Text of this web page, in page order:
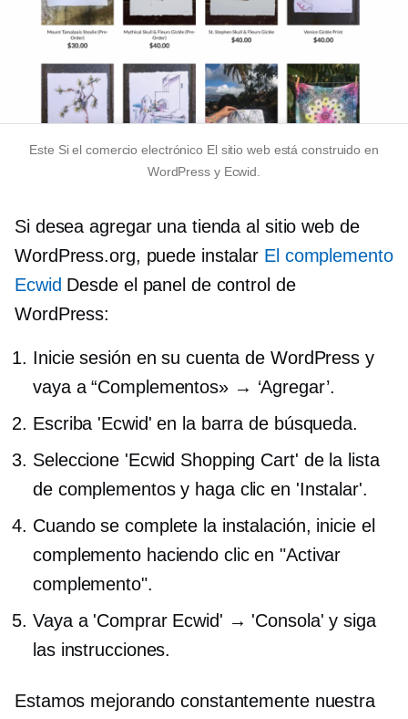
Este Si el comercio electrónico El sitio web está construido en
WordPress y Ecwid.
Si desea agregar una tienda al sitio web de
WordPress.org, puede instalar El complemento
Ecwid Desde el panel de control de
WordPress:
Inicie sesión en su cuenta de WordPress y
vaya a “Complementos» → ‘Agregar’.
Escriba 'Ecwid' en la barra de búsqueda.
Seleccione 'Ecwid Shopping Cart' de la lista
de complementos y haga clic en 'Instalar'.
Cuando se complete la instalación, inicie el
complemento haciendo clic en "Activar
complemento".
Vaya a 'Comprar Ecwid' → 'Consola' y siga
las instrucciones.
Estamos mejorando constantemente nuestra